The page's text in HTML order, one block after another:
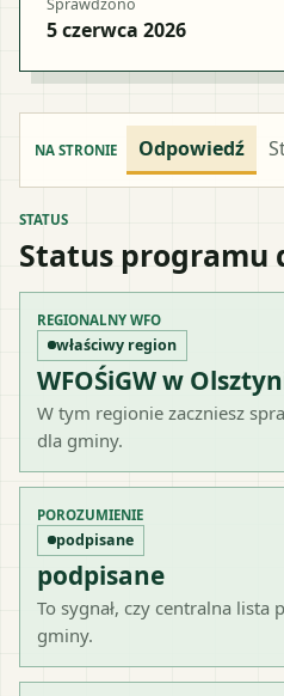
5 czerwca 2026
NA STRONIE Odpowiedź
STATUS
Status programu
REGIONALNY WFO
właściwy region
WFOŚiGW w
W tym regionie zaczniesz
dla gminy.
POROZUMIENIE
podpisane
podpisane
To sygnał, czy centralna lista
gminy.